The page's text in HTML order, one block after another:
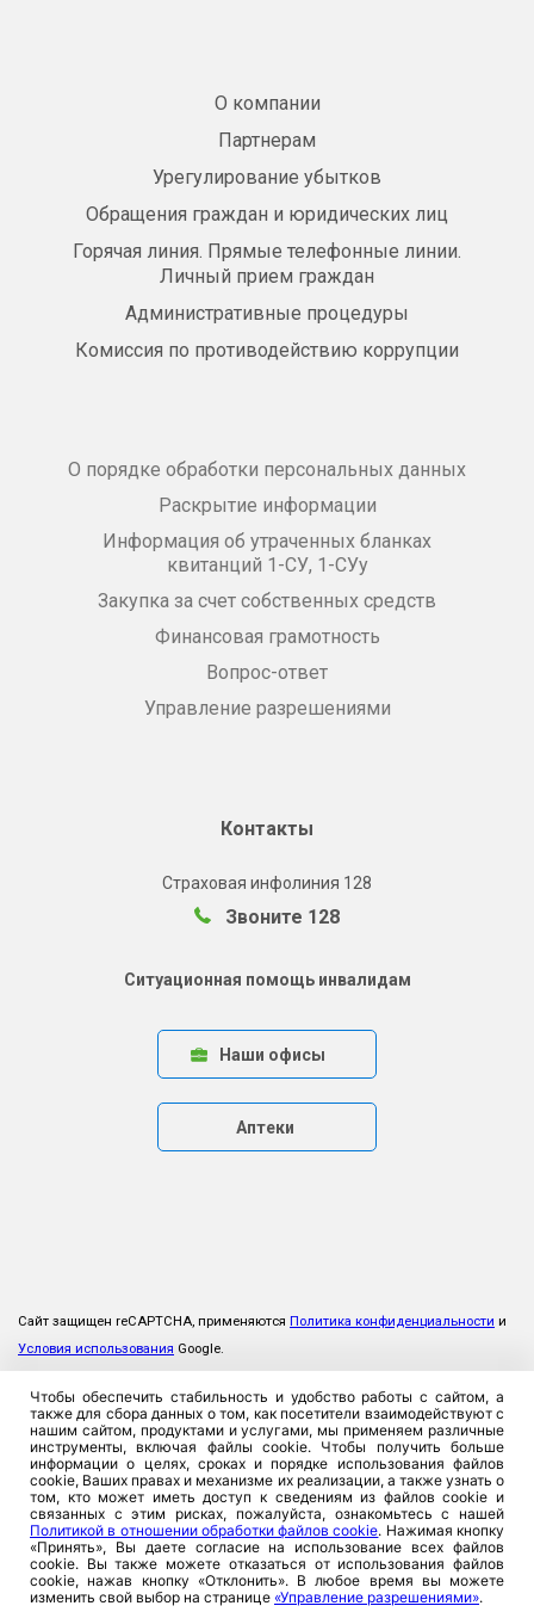
О компании
Партнерам
Урегулирование убытков
Обращения граждан и юридических лиц
Горячая линия. Прямые телефонные линии.
Личный прием граждан
Административные процедуры
Комиссия по противодействию коррупции
О порядке обработки персональных данных
Раскрытие информации
Информация об утраченных бланках
квитанций 1-СУ, 1-СУу
Закупка за счет собственных средств
Финансовая грамотность
Вопрос-ответ
Управление разрешениями
Контакты
Страховая инфолиния 128
Звоните 128
Ситуационная помощь инвалидам
Наши офисы
Аптеки
Сайт защищен reCAPTCHA, применяются Политика конфиденциальности и
Условия использования Google.
Чтобы обеспечить стабильность и удобство работы с сайтом, а
также для сбора данных о том, как посетители взаимодействуют с
нашим сайтом, продуктами и услугами, мы применяем различные
инструменты, включая файлы cookie. Чтобы получить больше
информации о целях, сроках и порядке использования файлов
cookie, Ваших правах и механизме их реализации, а также узнать о
том, кто может иметь доступ к сведениям из файлов cookie и
связанных с этим рисках, пожалуйста, ознакомьтесь с нашей
Политикой в отношении обработки файлов cookie. Нажимая кнопку
«Принять», Вы даете согласие на использование всех файлов
cookie. Вы также можете отказаться от использования файлов
cookie, нажав кнопку «Отклонить». В любое время вы можете
изменить свой выбор на странице «Управление разрешениями».